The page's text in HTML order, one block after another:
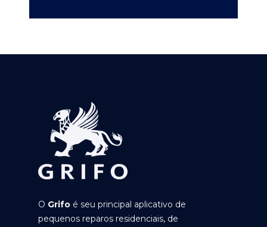
O Grifo é seu principal aplicativo de
pequenos reparos residenciais, de